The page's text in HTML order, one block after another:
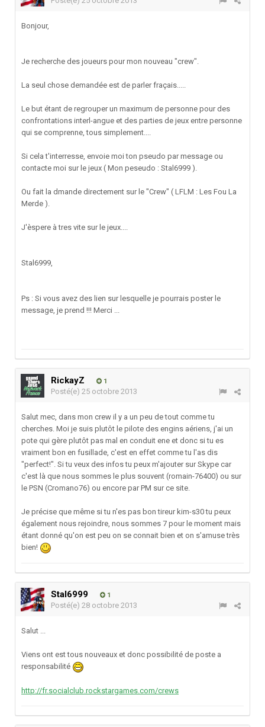
Bonjour,
Je recherche des joueurs pour mon nouveau "crew".
La seul chose demandée est de parler fraçais.....
Le but étant de regrouper un maximum de personne pour des
confrontations interl-angue et des parties de jeux entre personne
qui se comprenne, tous simplement....
Si cela t'interresse, envoie moi ton pseudo par message ou
contacte moi sur le jeux ( Mon peseudo : Stal6999 ).
Ou fait la dmande directement sur le "Crew" ( LFLM : Les Fou La
Merde ).
J'èspere à tres vite sur le jeux....
Stal6999,
Ps : Si vous avez des lien sur lesquelle je pourrais poster le
message, je prend !!! Merci ...
RickayZ 1
Posté(e) 25 octobre 2013
Salut mec, dans mon crew il y a un peu de tout comme tu
cherches. Moi je suis plutôt le pilote des engins aériens, j'ai un
pote qui gère plutôt pas mal en conduit ene et donc si tu es
vraiment bon en fusillade, c'est en effet comme tu l'as dis
"perfect!". Si tu veux des infos tu peux m'ajouter sur Skype car
c'est là que nous sommes le plus souvent (romain-76400) ou sur
le PSN (Cromano76) ou encore par PM sur ce site.
Je précise que même si tu n'es pas bon tireur kim-s30 tu peux
également nous rejoindre, nous sommes 7 pour le moment mais
étant donné qu'on est peu on se connait bien et on s'amuse très
bien!
Stal6999 1
Posté(e) 28 octobre 2013
Salut ...
Viens ont est tous nouveaux et donc possibilité de poste a
responsabilité
http://fr.socialclub.rockstargames.com/crews